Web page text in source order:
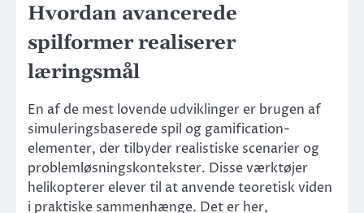
Hvordan avancerede
spilformer realiserer
læringsmål
En af de mest lovende udviklinger er brugen af
simuleringsbaserede spil og gamification-
elementer, der tilbyder realistiske scenarier og
problemløsningskontekster. Disse værktøjer
helikopterer elever til at anvende teoretisk viden
i praktiske sammenhænge. Det er her,